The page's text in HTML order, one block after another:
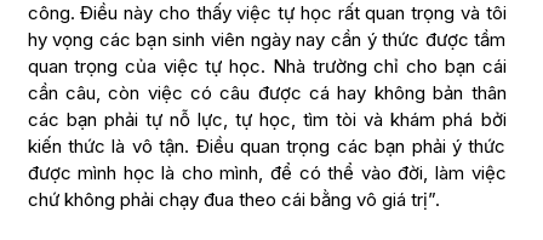
công. Điều này cho thấy việc tự học rất quan trọng và tôi
hy vọng các bạn sinh viên ngày nay cần ý thức được tầm
quan trọng của việc tự học. Nhà trường chỉ cho bạn cái
cần câu, còn việc có câu được cá hay không bản thân
các bạn phải tự nỗ lực, tự học, tìm tòi và khám phá bởi
kiến thức là vô tận. Điều quan trọng các bạn phải ý thức
được mình học là cho mình, để có thể vào đời, làm việc
chứ không phải chạy đua theo cái bằng vô giá trị”.